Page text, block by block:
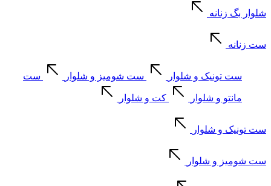
شلوار بگ زنانه
ست زنانه
ست تونیک و شلوار ست شومیز و شلوار ست
مانتو و شلوار کت و شلوار
ست تونیک و شلوار
ست شومیز و شلوار